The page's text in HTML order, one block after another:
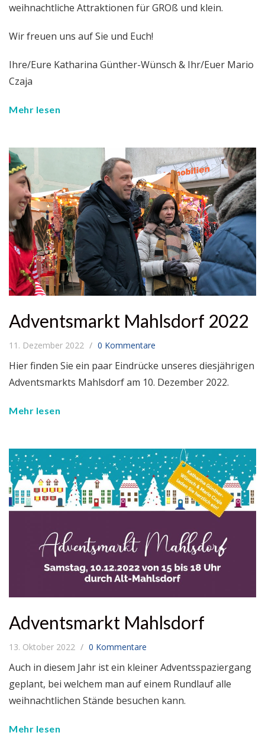
weihnachtliche Attraktionen für GROß und klein.
Wir freuen uns auf Sie und Euch!
Ihre/Eure Katharina Günther-Wünsch & Ihr/Euer Mario
Czaja
Mehr lesen
Adventsmarkt Mahlsdorf 2022
11. Dezember 2022 0 Kommentare
Hier finden Sie ein paar Eindrücke unseres diesjährigen
Adventsmarkts Mahlsdorf am 10. Dezember 2022.
Mehr lesen
Adventsmarkt Mahlsdorf
13. Oktober 2022 0 Kommentare
Auch in diesem Jahr ist ein kleiner Adventsspaziergang
geplant, bei welchem man auf einem Rundlauf alle
weihnachtlichen Stände besuchen kann.
Mehr lesen